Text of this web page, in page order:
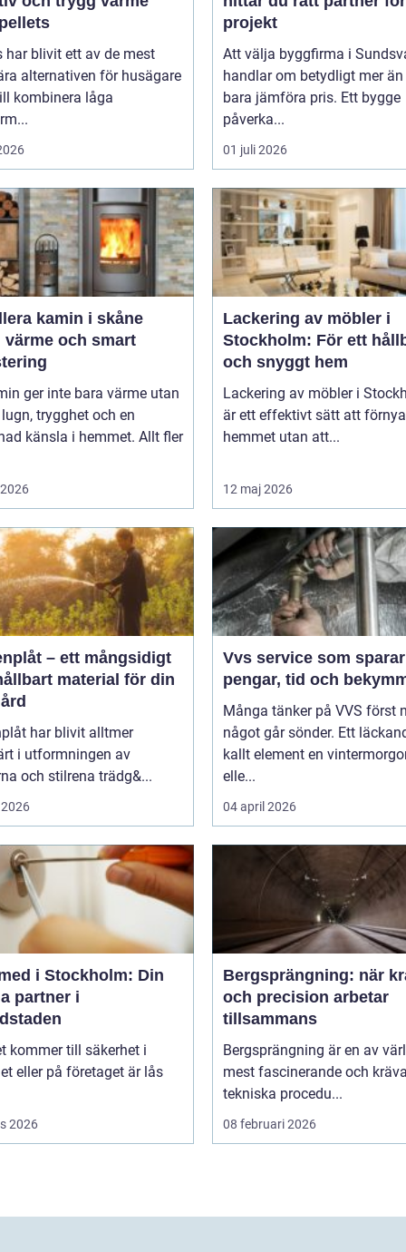
har blivit ett av de mest
alternativen för husägare
kombinera låga
projekt
Att välja byggfirma i
handlar om betydligt mer
bara jämföra pris. Ett bygge
påverka...
01 juli 2026
kamin i skåne
värme och smart
ger inte bara värme utan
trygghet och en
känsla i hemmet. Allt fler
Lackering av möbler i
Stockholm: För ett
och snyggt hem
Lackering av möbler i
är ett effektivt sätt att förnya
hemmet utan att...
12 maj 2026
– ett mångsidigt
material för din
har blivit alltmer
i utformningen av
och stilrena trädg&...
Vvs service som sparar
pengar, tid och
Många tänker på VVS först
något går sönder. Ett
kallt element en
elle...
04 april 2026
i Stockholm: Din
partner i
kommer till säkerhet i
eller på företaget är lås
2026
Bergsprängning: när
och precision arbetar
tillsammans
Bergsprängning är en av
mest fascinerande och
tekniska procedu...
08 februari 2026